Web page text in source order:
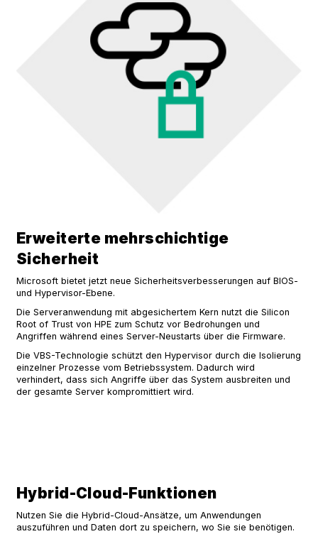
Erweiterte mehrschichtige
Sicherheit
Microsoft bietet jetzt neue Sicherheitsverbesserungen auf BIOS-
und Hypervisor-Ebene.
Die Serveranwendung mit abgesichertem Kern nutzt die Silicon
Root of Trust von HPE zum Schutz vor Bedrohungen und
Angriffen während eines Server-Neustarts über die Firmware.
Die VBS-Technologie schützt den Hypervisor durch die Isolierung
einzelner Prozesse vom Betriebssystem. Dadurch wird
verhindert, dass sich Angriffe über das System ausbreiten und
der gesamte Server kompromittiert wird.
Hybrid-Cloud-Funktionen
Nutzen Sie die Hybrid-Cloud-Ansätze, um Anwendungen
auszuführen und Daten dort zu speichern, wo Sie sie benötigen.